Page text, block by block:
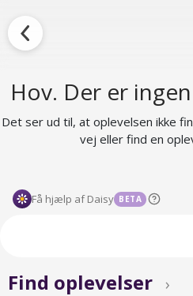
Hov. Der er
Det ser ud til, at oplevelsen ikke
vej eller find en
Få hjælp af Daisy BETA
Find oplevelser ›